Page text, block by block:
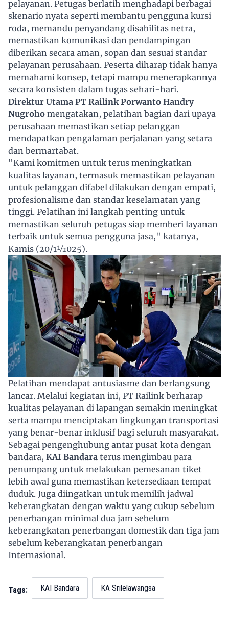
pelayanan. Petugas berlatih menghadapi berbagai
skenario nyata seperti membantu pengguna kursi
roda, memandu penyandang disabilitas netra,
memastikan komunikasi dan pendampingan
diberikan secara aman, sopan dan sesuai standar
pelayanan perusahaan. Peserta diharap tidak hanya
memahami konsep, tetapi mampu menerapkannya
secara konsisten dalam tugas sehari-hari.
Direktur Utama PT Railink Porwanto Handry
Nugroho mengatakan, pelatihan bagian dari upaya
perusahaan memastikan setiap pelanggan
mendapatkan pengalaman perjalanan yang setara
dan bermartabat.
"Kami komitmen untuk terus meningkatkan
kualitas layanan, termasuk memastikan pelayanan
untuk pelanggan difabel dilakukan dengan empati,
profesionalisme dan standar keselamatan yang
tinggi. Pelatihan ini langkah penting untuk
memastikan seluruh petugas siap memberi layanan
terbaik untuk semua pengguna jasa," katanya,
Kamis (20/1½025).
Pelatihan mendapat antusiasme dan berlangsung
lancar. Melalui kegiatan ini, PT Railink berharap
kualitas pelayanan di lapangan semakin meningkat
serta mampu menciptakan lingkungan transportasi
yang benar-benar inklusif bagi seluruh masyarakat.
Sebagai pengenghubung antar pusat kota dengan
bandara, KAI Bandara terus mengimbau para
penumpang untuk melakukan pemesanan tiket
lebih awal guna memastikan ketersediaan tempat
duduk. Juga diingatkan untuk memilih jadwal
keberangkatan dengan waktu yang cukup sebelum
penerbangan minimal dua jam sebelum
keberangkatan penerbangan domestik dan tiga jam
sebelum keberangkatan penerbangan
Internasional.
Tags: KAI Bandara KA Srilelawangsa